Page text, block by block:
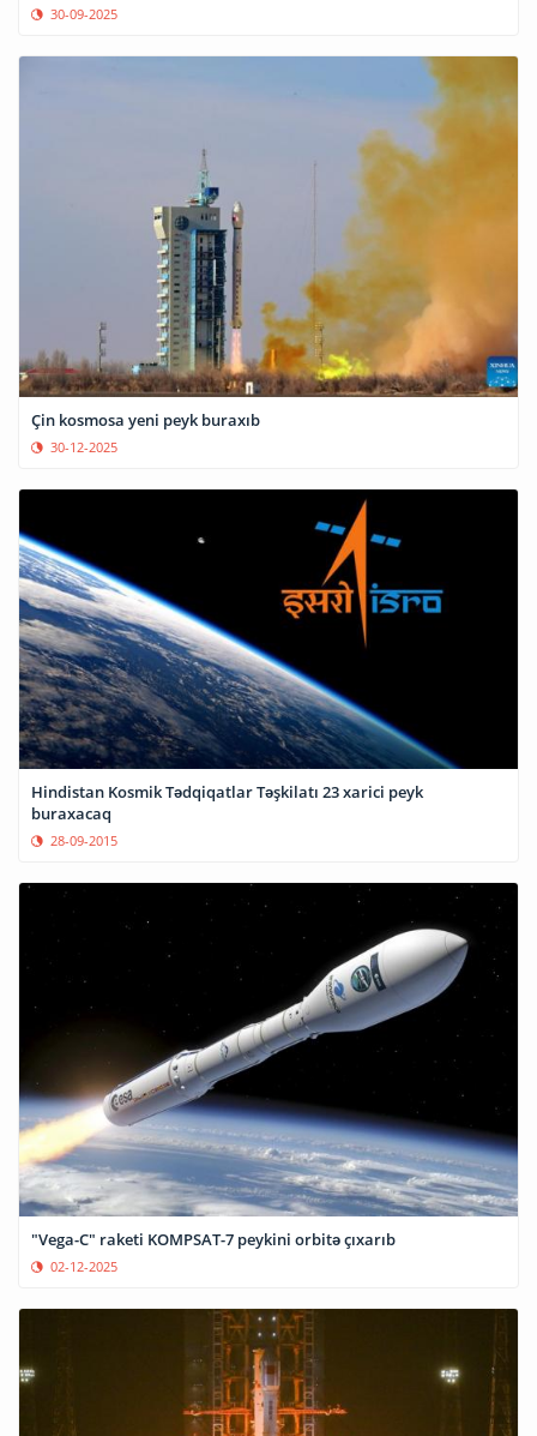
30-09-2025
Çin kosmosa yeni peyk buraxıb
30-12-2025
Hindistan Kosmik Tədqiqatlar Təşkilatı 23 xarici peyk
buraxacaq
28-09-2015
"Vega-C" raketi KOMPSAT-7 peykini orbitə çıxarıb
02-12-2025